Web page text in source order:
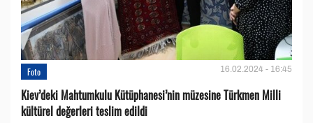
Foto 16.02.2024 - 16:45
Kiev’deki Mahtumkulu Kütüphanesi’nin müzesine Türkmen Milli
kültürel değerleri teslim edildi